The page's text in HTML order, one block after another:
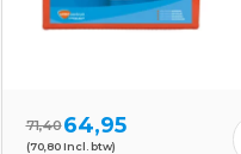
71,4064,95
(70,80 Incl. btw)